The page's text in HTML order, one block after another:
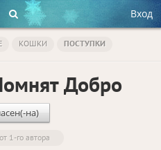
Вход
КОШКИ ПОСТУПКИ
Добро
на)
1-го автора